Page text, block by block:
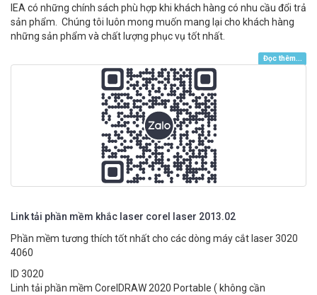
IEA có những chính sách phù hợp khi khách hàng có nhu cầu đổi trả
sản phẩm. Chúng tôi luôn mong muốn mang lại cho khách hàng
những sản phẩm và chất lượng phục vụ tốt nhất.
Đọc thêm...
Link tải phần mềm khắc laser corel laser 2013.02
Phần mềm tương thích tốt nhất cho các dòng máy cắt laser 3020
4060
ID 3020
Linh tải phần mềm CorelDRAW 2020 Portable ( không cần